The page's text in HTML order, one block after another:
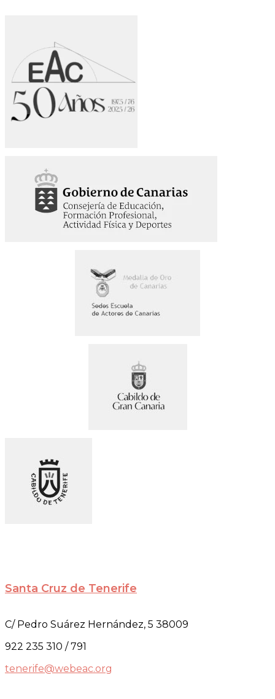
Santa Cruz de Tenerife
C/ Pedro Suárez Hernández, 5 38009
922 235 310 / 791
tenerife@webeac.org